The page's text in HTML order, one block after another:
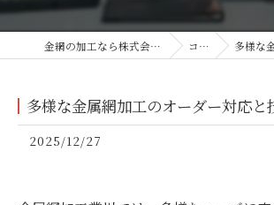
金網の加工なら株式会社小貫金網製作所 コラム 多様な金属網
多様な金属網加工のオーダー対応と
2025/12/27